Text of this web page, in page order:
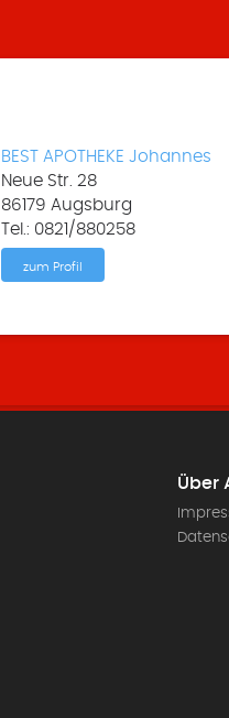
BEST APOTHEKE Johannes
Neue Str. 28
86179 Augsburg
Tel.: 0821/880258
zum Profil
Über